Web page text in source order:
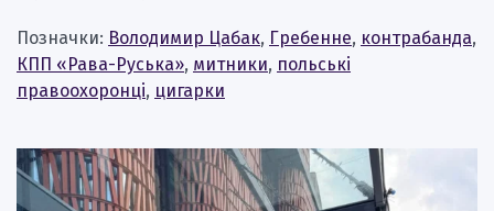
Позначки: Володимир Цабак, Гребенне, контрабанда,
КПП «Рава-Руська», митники, польські
правоохоронці, цигарки